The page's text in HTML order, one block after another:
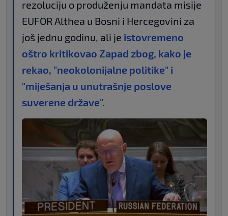
rezoluciju o produženju mandata misije
EUFOR Althea u Bosni i Hercegovini za
još jednu godinu, ali je istovremeno
oštro kritikovao Zapad zbog, kako je
rekao, "neokolonijalne politike" i
"miješanja u unutrašnje poslove
suverene države".